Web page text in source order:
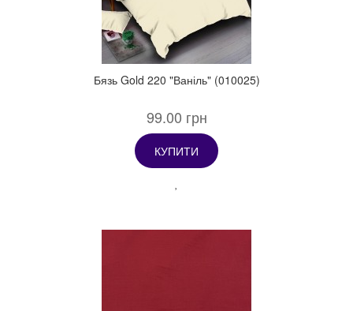
Бязь Gold 220 "Ваніль" (010025)
99.00 грн
КУПИТИ